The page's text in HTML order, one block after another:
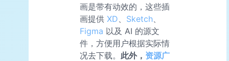
画是带有动效的，这些插
画提供 XD Sketch
Figma 以及 AI 的源文
件，方便用户根据实际情
况去下载。 此外， 资源广